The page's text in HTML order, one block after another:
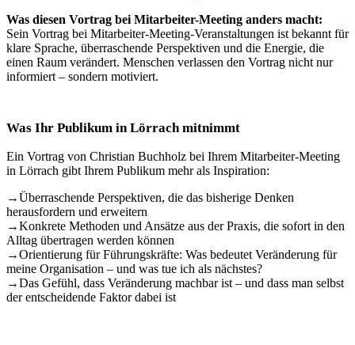
Was diesen Vortrag bei Mitarbeiter-Meeting anders macht:
Sein Vortrag bei Mitarbeiter-Meeting-Veranstaltungen ist bekannt für
klare Sprache, überraschende Perspektiven und die Energie, die
einen Raum verändert. Menschen verlassen den Vortrag nicht nur
informiert – sondern motiviert.
Was Ihr Publikum in Lörrach mitnimmt
Ein Vortrag von Christian Buchholz bei Ihrem Mitarbeiter-Meeting
in Lörrach gibt Ihrem Publikum mehr als Inspiration:
→Überraschende Perspektiven, die das bisherige Denken
herausfordern und erweitern
→Konkrete Methoden und Ansätze aus der Praxis, die sofort in den
Alltag übertragen werden können
→Orientierung für Führungskräfte: Was bedeutet Veränderung für
meine Organisation – und was tue ich als nächstes?
→Das Gefühl, dass Veränderung machbar ist – und dass man selbst
der entscheidende Faktor dabei ist